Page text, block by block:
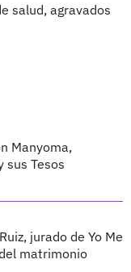
salud, agravados
Manyoma,
sus Tesos
jurado de Yo Me
matrimonio